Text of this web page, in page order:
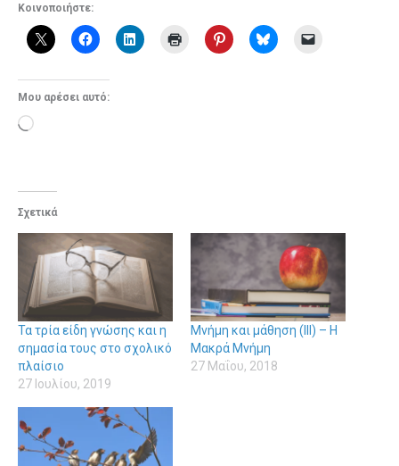
Κοινοποιήστε:
Μου αρέσει αυτό:
Loading…
Σχετικά
Τα τρία είδη γνώσης και η
σημασία τους στο σχολικό
πλαίσιο
27 Ιουλίου, 2019
Μνήμη και μάθηση (ΙΙΙ) – Η
Μακρά Μνήμη
27 Μαΐου, 2018